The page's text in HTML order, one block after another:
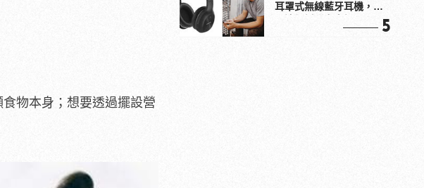
物本身；想要透過擺設營
耳罩式無線藍牙耳機，在
5